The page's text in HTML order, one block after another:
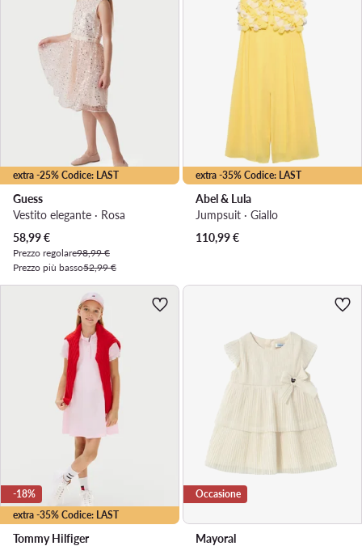
extra -25% Codice: LAST
Guess
Vestito elegante · Rosa
Prezzo attuale
58,99€
Prezzo regolare98,99 €
Prezzo più basso52,99 €
extra -35% Codice: LAST
Abel & Lula
Jumpsuit · Giallo
110,99€
extra -35% Codice: LAST
-18%
Tommy Hilfiger
Occasione
Mayoral